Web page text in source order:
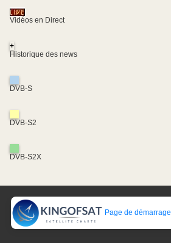
Vidéos en Direct
+
Historique des news
DVB-S
DVB-S2
DVB-S2X
Page de démarrage